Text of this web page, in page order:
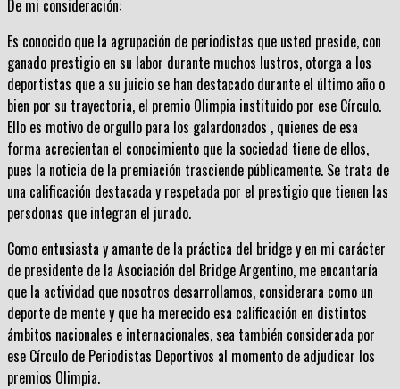
De mi consideración:
Es conocido que la agrupación de periodistas que usted preside, con
ganado prestigio en su labor durante muchos lustros, otorga a los
deportistas que a su juicio se han destacado durante el último año o
bien por su trayectoria, el premio Olimpia instituido por ese Círculo.
Ello es motivo de orgullo para los galardonados , quienes de esa
forma acrecientan el conocimiento que la sociedad tiene de ellos,
pues la noticia de la premiación trasciende públicamente. Se trata de
una calificación destacada y respetada por el prestigio que tienen las
persdonas que integran el jurado.
Como entusiasta y amante de la práctica del bridge y en mi carácter
de presidente de la Asociación del Bridge Argentino, me encantaría
que la actividad que nosotros desarrollamos, considerara como un
deporte de mente y que ha merecido esa calificación en distintos
ámbitos nacionales e internacionales, sea también considerada por
ese Círculo de Periodistas Deportivos al momento de adjudicar los
premios Olimpia.